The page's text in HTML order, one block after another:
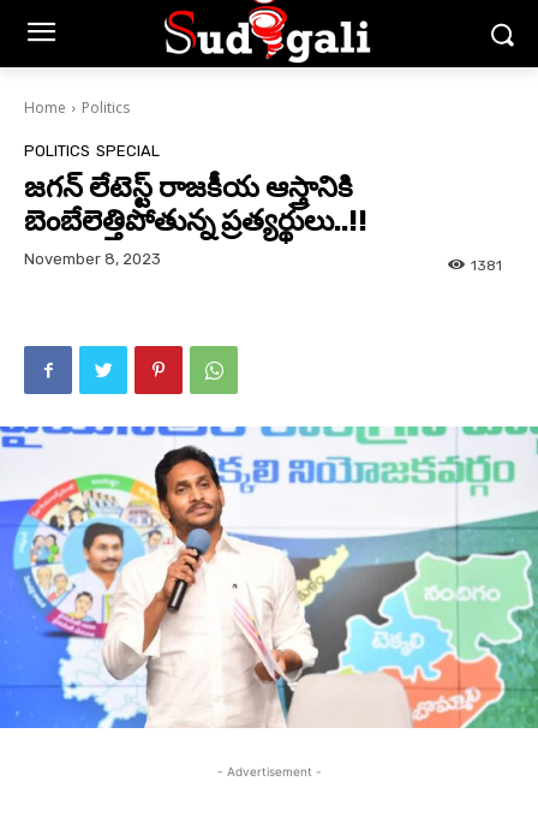
Home Politics
POLITICS SPECIAL
జగన్ లేటెస్ట్ రాజకీయ ఆస్త్రానికి
బెంబేలెత్తిపోతున్న ప్రత్యర్థులు..!!
November 8, 2023 1381
- Advertisement -